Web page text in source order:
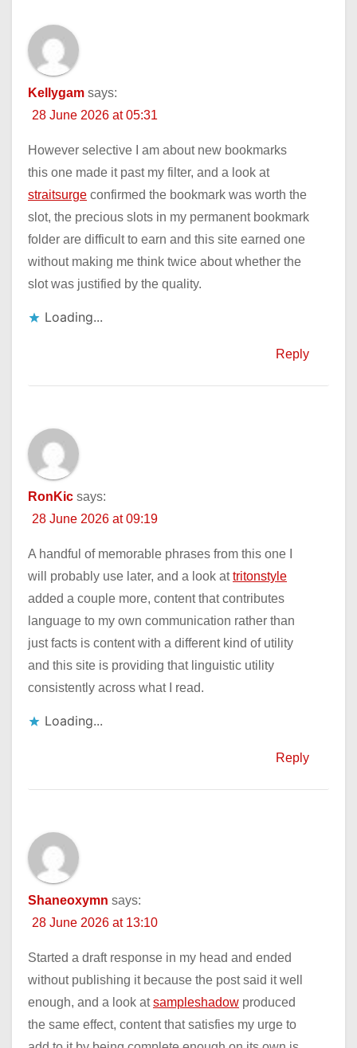
Kellygam says:
28 June 2026 at 05:31
However selective I am about new bookmarks
this one made it past my filter, and a look at
straitsurge confirmed the bookmark was worth the
slot, the precious slots in my permanent bookmark
folder are difficult to earn and this site earned one
without making me think twice about whether the
slot was justified by the quality.
Loading...
Reply
RonKic says:
28 June 2026 at 09:19
A handful of memorable phrases from this one I
will probably use later, and a look attritonstyle
added a couple more, content that contributes
language to my own communication rather than
just facts is content with a different kind of utility
and this site is providing that linguistic utility
consistently across what I read.
Loading...
Reply
Shaneoxymn says:
28 June 2026 at 13:10
Started a draft response in my head and ended
without publishing it because the post said it well
enough, and a look atsampleshadow produced
the same effect, content that satisfies my urge to